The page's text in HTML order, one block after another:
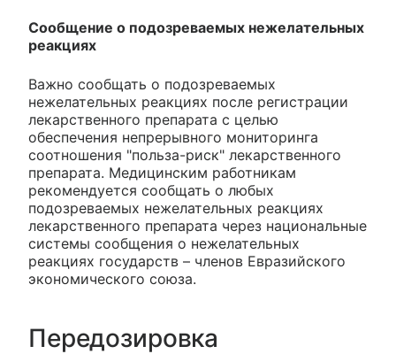
Сообщение о подозреваемых нежелательных
реакциях
Важно сообщать о подозреваемых
нежелательных реакциях после регистрации
лекарственного препарата с целью
обеспечения непрерывного мониторинга
соотношения "польза-риск" лекарственного
препарата. Медицинским работникам
рекомендуется сообщать о любых
подозреваемых нежелательных реакциях
лекарственного препарата через национальные
системы сообщения о нежелательных
реакциях государств – членов Евразийского
экономического союза.
Передозировка